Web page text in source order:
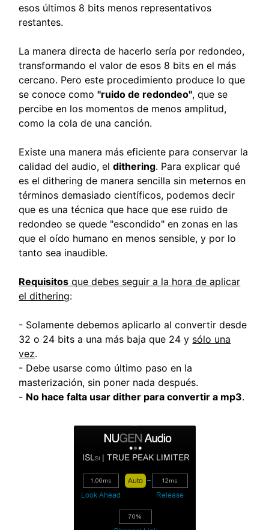
esos últimos 8 bits menos representativos
restantes.
La manera directa de hacerlo sería por redondeo,
transformando el valor de esos 8 bits en el más
cercano. Pero este procedimiento produce lo que
se conoce como"ruido de redondeo", que se
percibe en los momentos de menos amplitud,
como la cola de una canción.
Existe una manera más eficiente para conservar la
calidad del audio, eldithering. Para explicar qué
es el dithering de manera sencilla sin meternos en
términos demasiado científicos, podemos decir
que es una técnica que hace que ese ruido de
redondeo se quede "escondido" en zonas en las
que el oído humano en menos sensible, y por lo
tanto sea inaudible.
Requisitos que debes seguir a la hora de aplicar
el dithering:
- Solamente debemos aplicarlo al convertir desde
32 o 24 bits a una más baja que 24 y sólo una
vez.
- Debe usarse como último paso en la
masterización, sin poner nada después.
- No hace falta usar dither para convertir a mp3.